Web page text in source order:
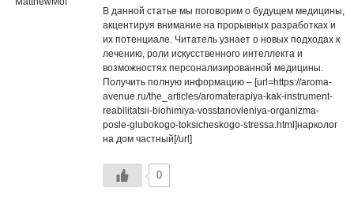
В данной статье мы поговорим о будущем медицины,
акцентируя внимание на прорывных разработках и
их потенциале. Читатель узнает о новых подходах к
лечению, роли искусственного интеллекта и
возможностях персонализированной медицины.
Получить полную информацию – [url=https://aroma-
avenue.ru/the_articles/aromaterapiya-kak-instrument-
reabilitatsii-biohimiya-vosstanovleniya-organizma-
posle-glubokogo-toksicheskogo-stressa.html]нарколог
на дом частный[/url]
0